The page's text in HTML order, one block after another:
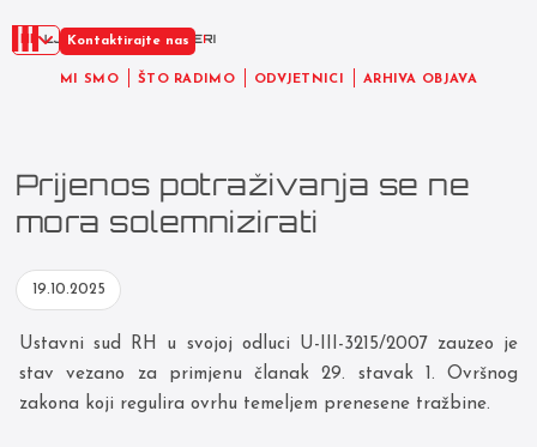
MI SMO ŠTO RADIMO ODVJETNICI ARHIVA OBJAVA
Kontaktirajte nas
Prijenos potraživanja se ne
mora solemnizirati
19.10.2025
Ustavni sud RH u svojoj odluci U-III-3215/2007 zauzeo je
stav vezano za primjenu članak 29. stavak 1. Ovršnog
zakona koji regulira ovrhu temeljem prenesene tražbine.